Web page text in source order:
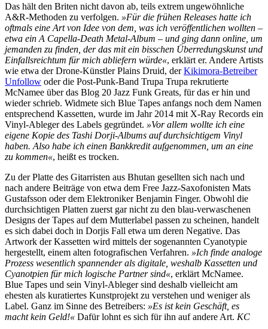
Das hält den Briten nicht davon ab, teils extrem ungewöhnliche
A&R-Methoden zu verfolgen. »Für die frühen Releases hatte ich
oftmals eine Art von Idee von dem, was ich veröffentlichen wollten –
etwa ein A Capella-Death Metal-Album – und ging dann online, um
jemanden zu finden, der das mit ein bisschen Überredungskunst und
Einfallsreichtum für mich abliefern würde«, erklärt er. Andere Artists
wie etwa der Drone-Künstler Plains Druid, derKikimora-Betreiber
Unfollow oder die Post-Punk-Band Trupa Trupa rekrutierte
McNamee über das Blog 20 Jazz Funk Greats, für das er hin und
wieder schrieb. Widmete sich Blue Tapes anfangs noch dem Namen
entsprechend Kassetten, wurde im Jahr 2014 mit X-Ray Records ein
Vinyl-Ableger des Labels gegründet. »Vor allem wollte ich eine
eigene Kopie des Tashi Dorji-Albums auf durchsichtigem Vinyl
haben. Also habe ich einen Bankkredit aufgenommen, um an eine
zu kommen«, heißt es trocken.
Zu der Platte des Gitarristen aus Bhutan gesellten sich nach und
nach andere Beiträge von etwa dem Free Jazz-Saxofonisten Mats
Gustafsson oder dem Elektroniker Benjamin Finger. Obwohl die
durchsichtigen Platten zuerst gar nicht zu den blau-verwaschenen
Designs der Tapes auf dem Mutterlabel passen zu scheinen, handelt
es sich dabei doch in Dorjis Fall etwa um deren Negative. Das
Artwork der Kassetten wird mittels der sogenannten Cyanotypie
hergestellt, einem alten fotografischen Verfahren. »Ich finde analoge
Prozess wesentlich spannender als digitale, weshalb Kassetten und
Cyanotpien für mich logische Partner sind«, erklärt McNamee.
Blue Tapes und sein Vinyl-Ableger sind deshalb vielleicht am
ehesten als kuratiertes Kunstprojekt zu verstehen und weniger als
Label. Ganz im Sinne des Betreibers: »Es ist kein Geschäft, es
macht kein Geld!« Dafür lohnt es sich für ihn auf andere Art. KC